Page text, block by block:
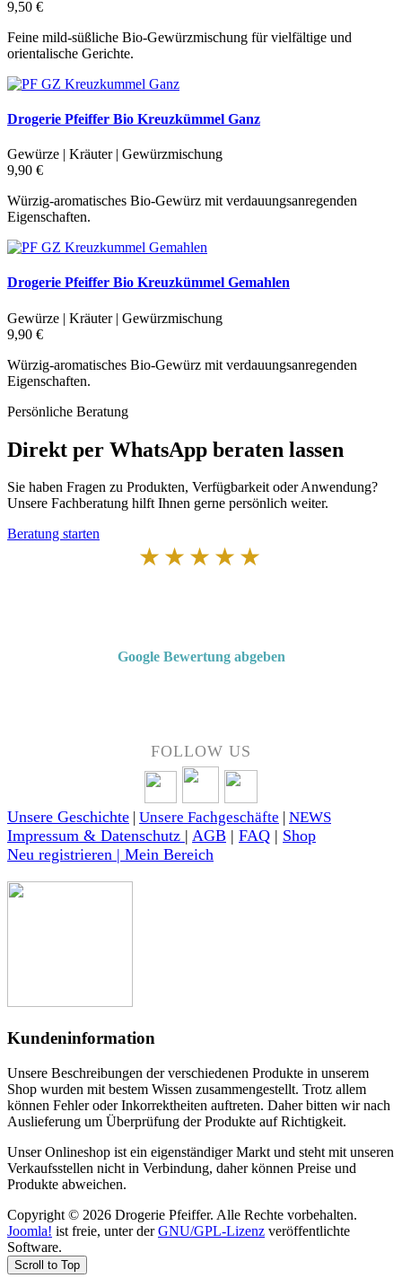
9,50 €
Feine mild-süßliche Bio-Gewürzmischung für vielfältige und
orientalische Gerichte.
Drogerie Pfeiffer Bio Kreuzkümmel Ganz
Gewürze | Kräuter | Gewürzmischung
9,90 €
Würzig-aromatisches Bio-Gewürz mit verdauungsanregenden
Eigenschaften.
Drogerie Pfeiffer Bio Kreuzkümmel Gemahlen
Gewürze | Kräuter | Gewürzmischung
9,90 €
Würzig-aromatisches Bio-Gewürz mit verdauungsanregenden
Eigenschaften.
Persönliche Beratung
Direkt per WhatsApp beraten lassen
Sie haben Fragen zu Produkten, Verfügbarkeit oder Anwendung?
Unsere Fachberatung hilft Ihnen gerne persönlich weiter.
Beratung starten
★★★★★
Google Bewertung abgeben
FOLLOW US
Unsere Geschichte Unsere Fachgeschäfte NEWS
Impressum & Datenschutz | AGB | FAQ | Shop
Neu registrieren | Mein Bereich
Kundeninformation
Unsere Beschreibungen der verschiedenen Produkte in unserem
Shop wurden mit bestem Wissen zusammengestellt. Trotz allem
können Fehler oder Inkorrektheiten auftreten. Daher bitten wir nach
Auslieferung um Überprüfung der Produkte auf Richtigkeit.
Unser Onlineshop ist ein eigenständiger Markt und steht mit unseren
Verkaufsstellen nicht in Verbindung, daher können Preise und
Produkte abweichen.
Copyright © 2026 Drogerie Pfeiffer. Alle Rechte vorbehalten.
Joomla! ist freie, unter derGNU/GPL-Lizenz veröffentlichte
Software.
Scroll to Top